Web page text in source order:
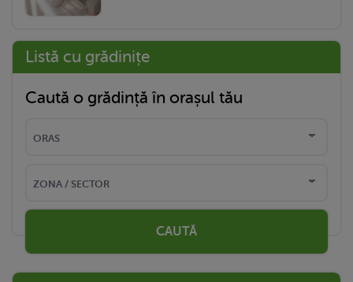
Listă cu grădinițe
Caută o grădință în orașul tău
CAUTĂ